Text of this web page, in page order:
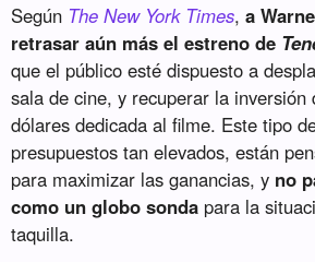
Según The New York Times,a
retrasar aún más el estreno de
que el público esté dispuesto a
sala de cine, y recuperar la inversión
dólares dedicada al filme. Este tipo
presupuestos tan elevados, están
para maximizar las ganancias, y no
como un globo sonda para la
taquilla.